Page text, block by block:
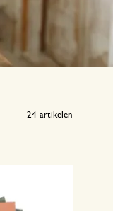
24 artikelen